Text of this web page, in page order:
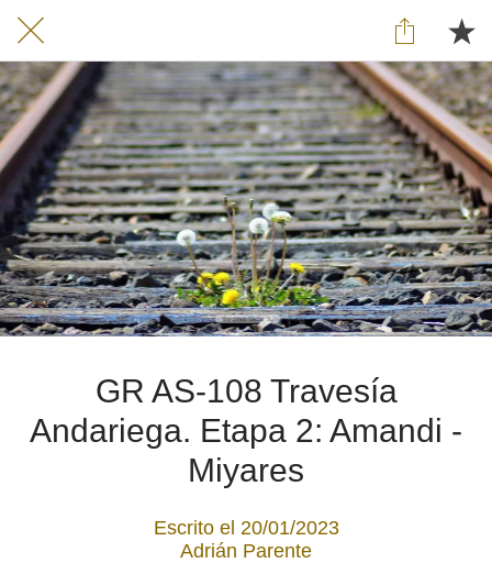
GR AS-108 Travesía
Andariega. Etapa 2: Amandi -
Miyares
Escrito el 20/01/2023
Adrián Parente